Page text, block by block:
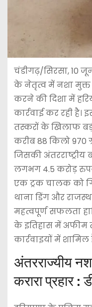
चंडीगढ़/सिरसा, 10
के नेतृत्व में नशा
करने की दिशा में
कार्रवाई कर रही
तस्करों के खिलाफ
करीब 88 किलो 970
जिसकी
लगभग 4.5 करोड़
एक ट्रक चालक को
थाना डिंग और
महत्वपूर्ण सफलता
के इतिहास में अफीम
कार्रवाइयों में शामिल
अंतरराज्यीय
करारा प्रहार :